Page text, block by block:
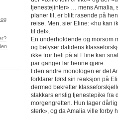
tjenestejinter» … mens Amalia,
planer til, er blitt rasende på
reise. Men, sier Eline: «hu kan
til det». .
En underholdende og morsom
og belyser datidens
ikke tror helt på at Eline kan
par ganger lar henne gjøre.
I den andre monologen er det
forklarer først sin reaksjon på
dermed bekrefter
stakkars enslig tjenestepike fra
morgengretten. Hun lager
sterk», og da Amalia ville forby